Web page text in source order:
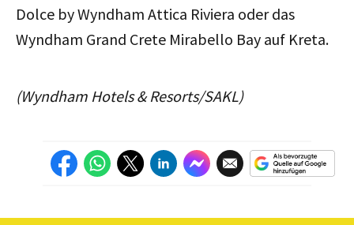
Dolce by Wyndham Attica Riviera oder das
Wyndham Grand Crete Mirabello Bay auf Kreta.
(Wyndham Hotels & Resorts/SAKL)